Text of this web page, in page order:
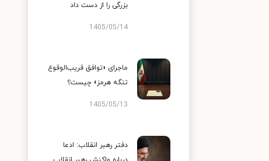
بزرگی را از دست داد
1405/05/14
ماجرای «توافق قریب‌الوقوع
تنگه هرمز» چیست؟
1405/05/13
دفتر رهبر انقلاب: ادعا